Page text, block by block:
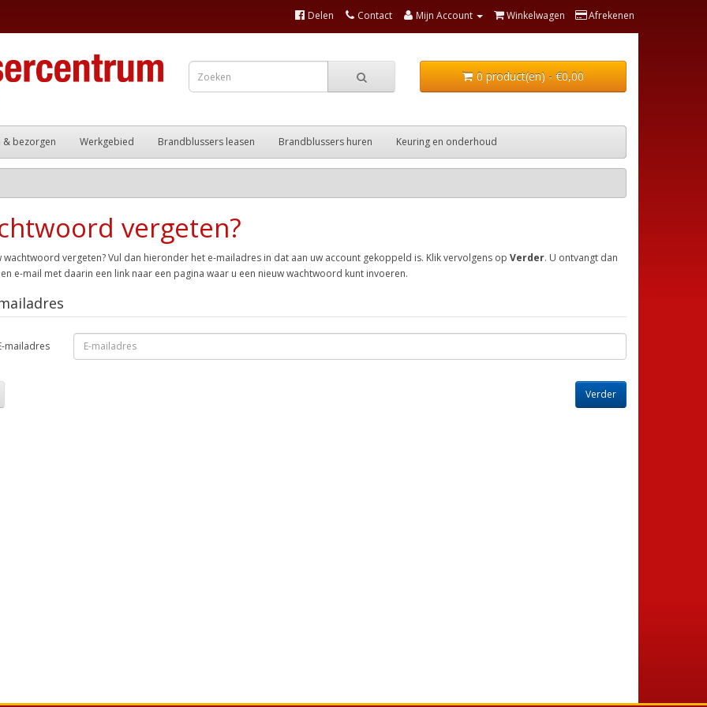
Delen Contact Mijn Account Winkelwagen Afrekenen
0 product(en) - €0,00
& bezorgen Werkgebied Brandblussers leasen Brandblussers huren Keuring en onderhoud
vergeten?
wachtwoord vergeten? Vul dan hieronder het e-mailadres in dat aan uw account gekoppeld is. Klik vervolgens op Verder. U ontvangt dan
e-mail met daarin een link naar een pagina waar u een nieuw wachtwoord kunt invoeren.
mailadres